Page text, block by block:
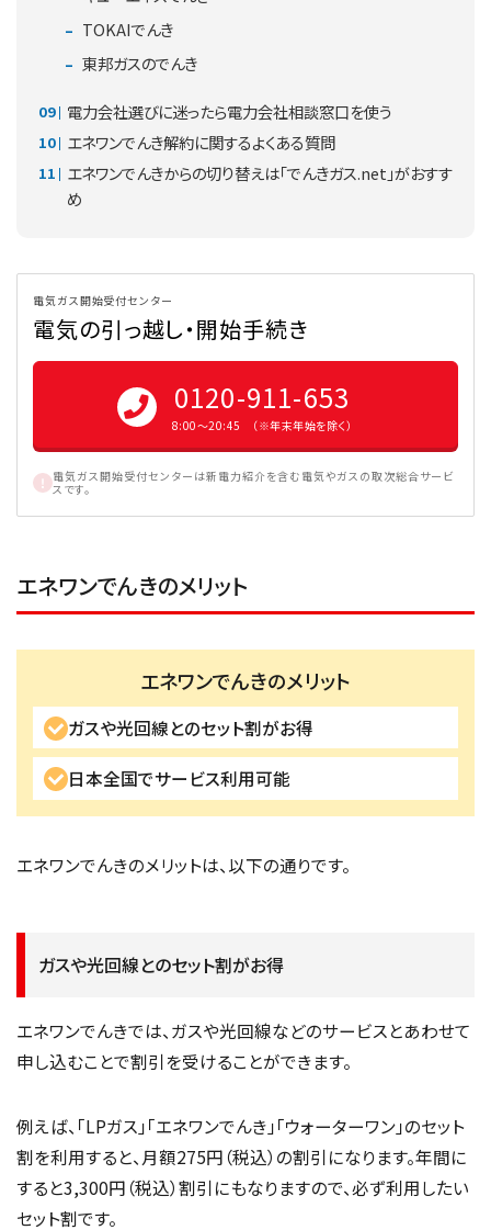
TOKAIでんき
東邦ガスのでんき
電力会社選びに迷ったら電力会社相談窓口を使う
エネワンでんき解約に関するよくある質問
エネワンでんきからの切り替えは「でんきガス.net」がおすす
め
電気ガス開始受付センター
電気の引っ越し・開始手続き
0120-911-653
8:00〜20:45 （※年末年始を除く）
電気ガス開始受付センターは新電力紹介を含む電気やガスの取次総合サービ
スです。
エネワンでんきのメリット
エネワンでんきのメリット
ガスや光回線とのセット割がお得
日本全国でサービス利用可能
エネワンでんきのメリットは、以下の通りです。
ガスや光回線とのセット割がお得
エネワンでんきでは、ガスや光回線などのサービスとあわせて
申し込むことで割引を受けることができます。
例えば、「LPガス」「エネワンでんき」「ウォーターワン」のセット
割を利用すると、月額275円（税込）の割引になります。年間に
すると3,300円（税込）割引にもなりますので、必ず利用したい
セット割です。